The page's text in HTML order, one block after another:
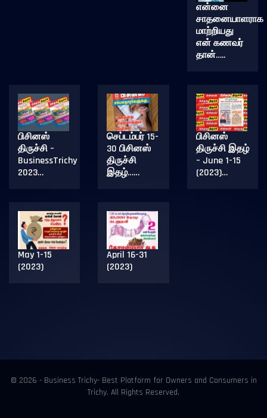
என்னை
சாதனையாளராக
மாற்றியது
என் கணவர்
தான்…..
பிசினஸ்
திருச்சி –
BusinessTrichy
2023…
செப்டம்பர் 15-
30 பிசினஸ்
திருச்சி
இதழ்……
பிசினஸ்
திருச்சி இதழ்
– June 1-15
(2023)…
May 1-15
(2023)
April 16-31
(2023)
© 2026 - Business Trichy- Best Platform for Owners and Consumers in
Trichy. All Rights Reserved.